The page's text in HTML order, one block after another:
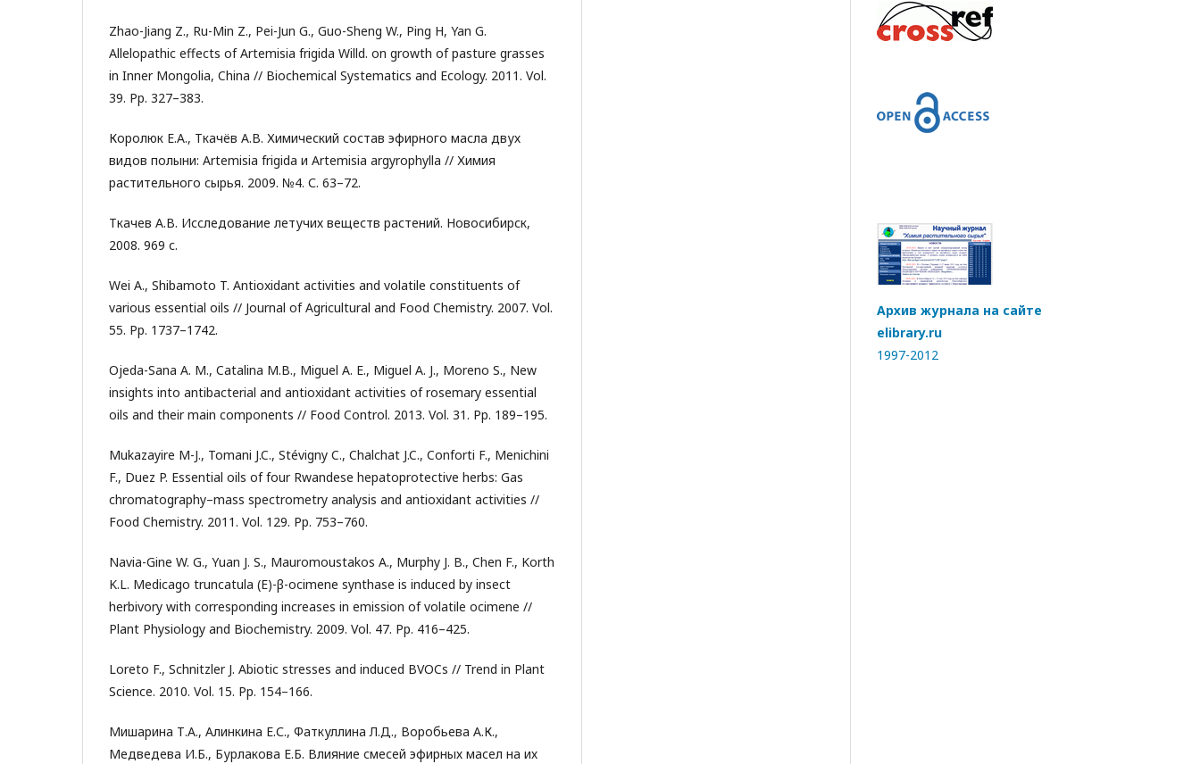
Zhao-Jiang Z., Ru-Min Z., Pei-Jun G., Guo-Sheng W., Ping H, Yan G.
Allelopathic effects of Artemisia frigida Willd. on growth of pasture grasses
in Inner Mongolia, China // Biochemical Systematics and Ecology. 2011. Vol.
39. Pp. 327–383.
Королюк Е.А., Ткачёв А.В. Химический состав эфирного масла двух
видов полыни: Artemisia frigida и Artemisia argyrophylla // Химия
растительного сырья. 2009. №4. С. 63–72.
Ткачев А.В. Исследование летучих веществ растений. Новосибирск,
2008. 969 с.
Wei A., Shibamoto T. Antioxidant activities and volatile constituents of
various essential oils // Journal of Agricultural and Food Chemistry. 2007. Vol.
55. Pp. 1737–1742.
Ojeda-Sana A. M., Catalina M.B., Miguel A. E., Miguel A. J., Moreno S., New
insights into antibacterial and antioxidant activities of rosemary essential
oils and their main components // Food Control. 2013. Vol. 31. Pp. 189–195.
Mukazayire M-J., Tomani J.C., Stévigny C., Chalchat J.C., Conforti F., Menichini
F., Duez P. Essential oils of four Rwandese hepatoprotective herbs: Gas
chromatography–mass spectrometry analysis and antioxidant activities //
Food Chemistry. 2011. Vol. 129. Pp. 753–760.
Navia-Gine W. G., Yuan J. S., Mauromoustakos A., Murphy J. B., Chen F., Korth
K.L. Medicago truncatula (E)-β-ocimene synthase is induced by insect
herbivory with corresponding increases in emission of volatile ocimene //
Plant Physiology and Biochemistry. 2009. Vol. 47. Pp. 416–425.
Loreto F., Schnitzler J. Abiotic stresses and induced BVOCs // Trend in Plant
Science. 2010. Vol. 15. Pp. 154–166.
Мишарина Т.А., Алинкина Е.С., Фаткуллина Л.Д., Воробьева А.К.,
Медведева И.Б., Бурлакова Е.Б. Влияние смесей эфирных масел на их
Архив журнала на сайте
elibrary.ru
1997-2012